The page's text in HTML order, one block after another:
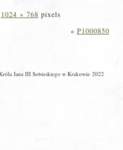
1024 × 768 pixels
« P1000850
Jana III Sobieskiego w Krakowie 2022